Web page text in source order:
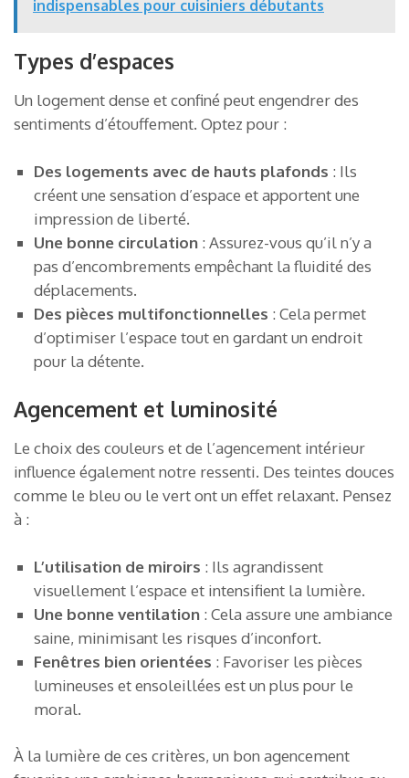
indispensables pour cuisiniers débutants
Types d’espaces
Un logement dense et confiné peut engendrer des
sentiments d’étouffement. Optez pour :
Des logements avec de hauts plafonds : Ils
créent une sensation d’espace et apportent une
impression de liberté.
Une bonne circulation : Assurez-vous qu’il n’y a
pas d’encombrements empêchant la fluidité des
déplacements.
Des pièces multifonctionnelles : Cela permet
d’optimiser l’espace tout en gardant un endroit
pour la détente.
Agencement et luminosité
Le choix des couleurs et de l’agencement intérieur
influence également notre ressenti. Des teintes douces
comme le bleu ou le vert ont un effet relaxant. Pensez
à :
L’utilisation de miroirs : Ils agrandissent
visuellement l’espace et intensifient la lumière.
Une bonne ventilation : Cela assure une ambiance
saine, minimisant les risques d’inconfort.
Fenêtres bien orientées : Favoriser les pièces
lumineuses et ensoleillées est un plus pour le
moral.
À la lumière de ces critères, un bon agencement